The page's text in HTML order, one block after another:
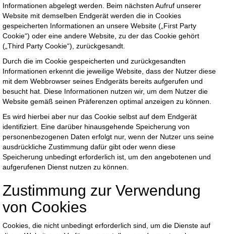
Informationen abgelegt werden. Beim nächsten Aufruf unserer
Website mit demselben Endgerät werden die in Cookies
gespeicherten Informationen an unsere Website („First Party
Cookie“) oder eine andere Website, zu der das Cookie gehört
(„Third Party Cookie“), zurückgesandt.
Durch die im Cookie gespeicherten und zurückgesandten
Informationen erkennt die jeweilige Website, dass der Nutzer diese
mit dem Webbrowser seines Endgeräts bereits aufgerufen und
besucht hat. Diese Informationen nutzen wir, um dem Nutzer die
Website gemäß seinen Präferenzen optimal anzeigen zu können.
Es wird hierbei aber nur das Cookie selbst auf dem Endgerät
identifiziert. Eine darüber hinausgehende Speicherung von
personenbezogenen Daten erfolgt nur, wenn der Nutzer uns seine
ausdrückliche Zustimmung dafür gibt oder wenn diese
Speicherung unbedingt erforderlich ist, um den angebotenen und
aufgerufenen Dienst nutzen zu können.
Zustimmung zur Verwendung
von Cookies
Cookies, die nicht unbedingt erforderlich sind, um die Dienste auf